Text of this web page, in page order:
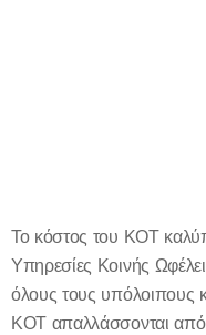
Το κόστος του ΚΟΤ
Υπηρεσίες Κοινής
όλους τους υπόλοιπους
ΚΟΤ απαλλάσσονται